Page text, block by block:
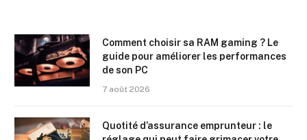
Comment choisir sa RAM gaming ? Le
guide pour améliorer les performances
de son PC
7 août 2026
Quotité d’assurance emprunteur : le